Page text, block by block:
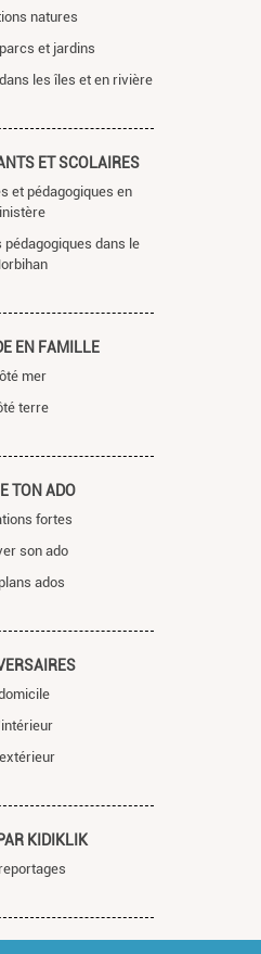
natures
et jardins
les îles et en rivière
ET SCOLAIRES
et pédagogiques en
dans le
EN FAMILLE
mer
terre
TON ADO
fortes
son ado
ados
KIDIKLIK